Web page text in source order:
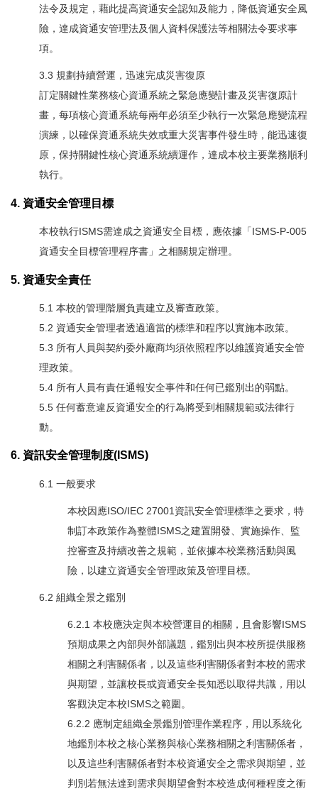
法令及規定，藉此提高資通安全認知及能力，降低資通安全風
險，達成資通安管理法及個人資料保護法等相關法令要求事
項。
3.3 規劃持續營運，迅速完成災害復原
訂定關鍵性業務核心資通系統之緊急應變計畫及災害復原計
畫，每項核心資通系統每兩年必須至少執行一次緊急應變流程
演練，以確保資通系統失效或重大災害事件發生時，能迅速復
原，保持關鍵性核心資通系統續運作，達成本校主要業務順利
執行。
4. 資通安全管理目標
本校執行ISMS需達成之資通安全目標，應依據「ISMS-P-005
資通安全目標管理程序書」之相關規定辦理。
5. 資通安全責任
5.1 本校的管理階層負責建立及審查政策。
5.2 資通安全管理者透過適當的標準和程序以實施本政策。
5.3 所有人員與契約委外廠商均須依照程序以維護資通安全管
理政策。
5.4 所有人員有責任通報安全事件和任何已鑑別出的弱點。
5.5 任何蓄意違反資通安全的行為將受到相關規範或法律行
動。
6. 資訊安全管理制度(ISMS)
6.1 一般要求
本校因應ISO/IEC 27001資訊安全管理標準之要求，特
制訂本政策作為整體ISMS之建置開發、實施操作、監
控審查及持續改善之規範，並依據本校業務活動與風
險，以建立資通安全管理政策及管理目標。
6.2 組織全景之鑑別
6.2.1 本校應決定與本校營運目的相關，且會影響ISMS
預期成果之內部與外部議題，鑑別出與本校所提供服務
相關之利害關係者，以及這些利害關係者對本校的需求
與期望，並讓校長或資通安全長知悉以取得共識，用以
客觀決定本校ISMS之範圍。
6.2.2 應制定組織全景鑑別管理作業程序，用以系統化
地鑑別本校之核心業務與核心業務相關之利害關係者，
以及這些利害關係者對本校資通安全之需求與期望，並
判別若無法達到需求與期望會對本校造成何種程度之衝